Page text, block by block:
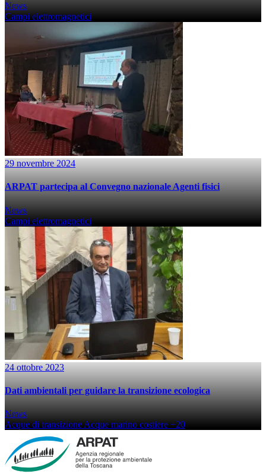
News
Campi elettromagnetici
29 novembre 2024
ARPAT partecipa al Convegno nazionale Agenti fisici
News
Campi elettromagnetici
24 ottobre 2023
Dati ambientali per guidare la transizione ecologica
News
Acque di transizione Acque marino costiere +20